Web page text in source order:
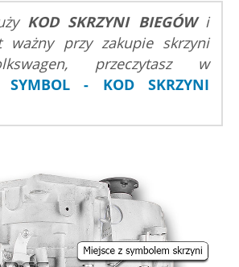
KOD SKRZYNI BIEGÓWi
ważny przy zakupie skrzyni
przeczytasz w
SYMBOL - KOD SKRZYNI